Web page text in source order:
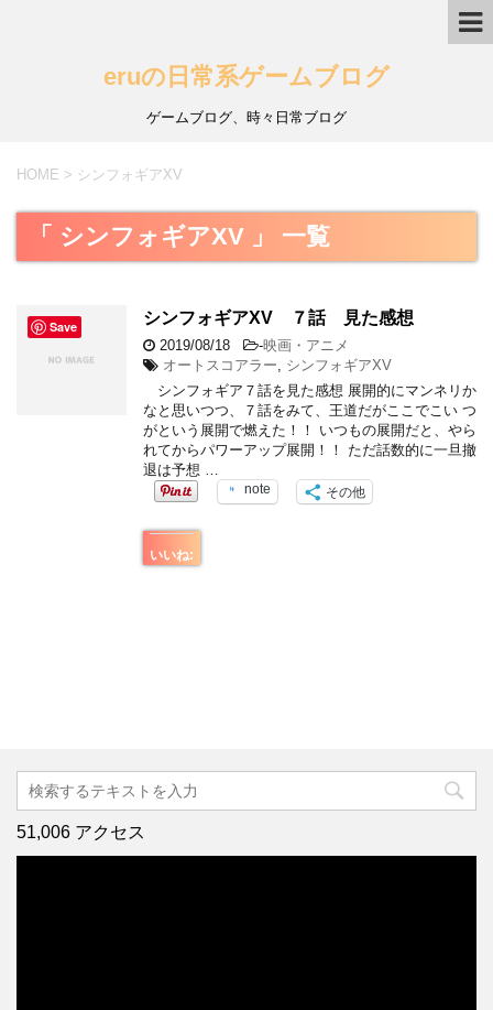
eruの日常系ゲームブログ
ゲームブログ、時々日常ブログ
HOME > シンフォギアXV
「 シンフォギアXV 」 一覧
シンフォギアXV ７話 見た感想
2019/08/18 -映画・アニメ
オートスコアラー
シンフォギアXV
シンフォギア７話を見た感想 展開的にマンネリか
なと思いつつ、７話をみて、王道だがここでこい つ
がという展開で燃えた！！ いつもの展開だと、やら
れてからパワーアップ展開！！ ただ話数的に一旦撤
退は予想 …
note その他
いいね:
51,006 アクセス
Save